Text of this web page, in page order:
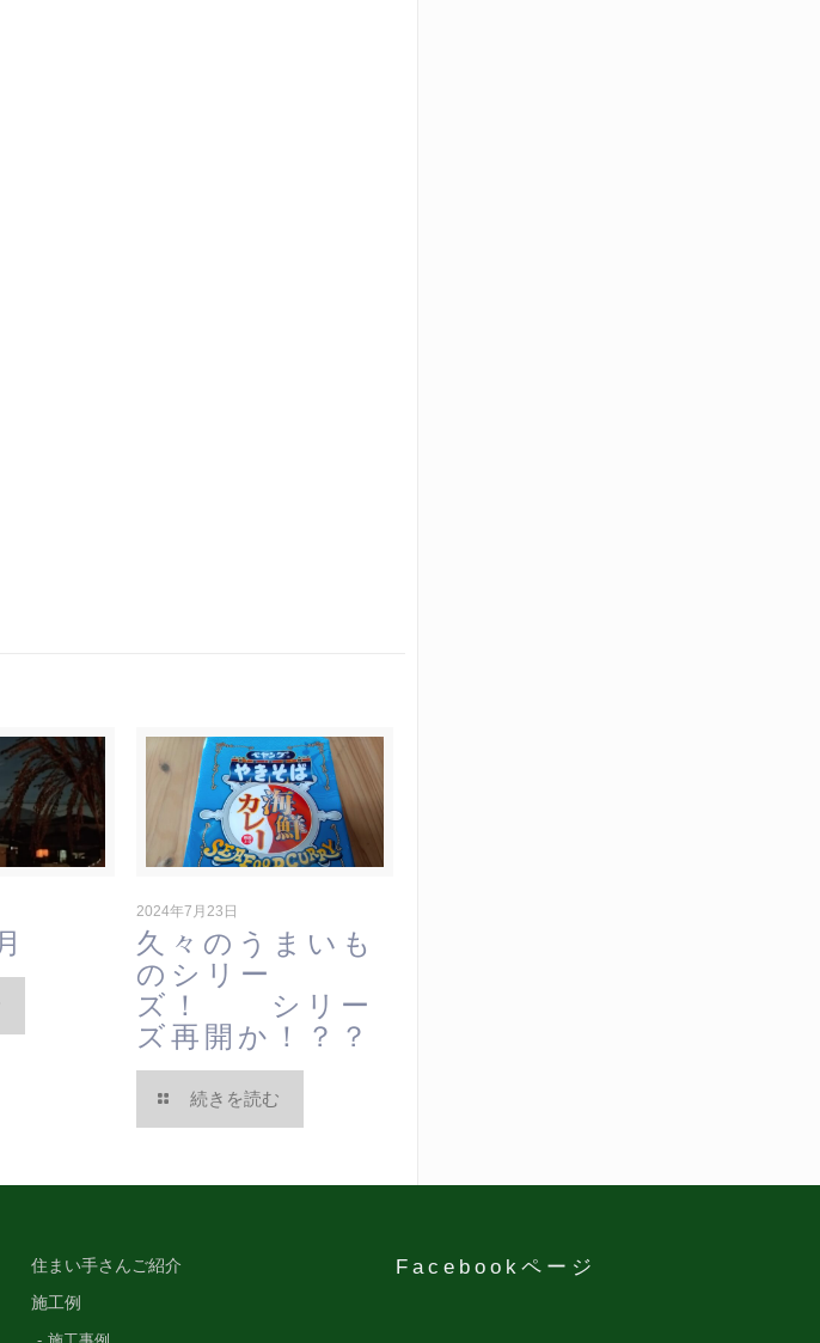
2024年7月23日
久々のうまいも
のシリー
ズ！ シリー
ズ再開か！？？
続きを読む
住まい手さんご紹介
施工例
Facebookページ